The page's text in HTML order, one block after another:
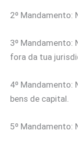
2º Mandamento:
3º Mandamento:
fora da tua
4º Mandamento:
bens de capital.
5º Mandamento: